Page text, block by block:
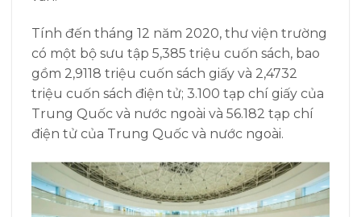
Tính đến tháng 12 năm 2020, thư viện trường
có một bộ sưu tập 5,385 triệu cuốn sách, bao
gồm 2,9118 triệu cuốn sách giấy và 2,4732
triệu cuốn sách điện tử; 3.100 tạp chí giấy của
Trung Quốc và nước ngoài và 56.182 tạp chí
điện tử của Trung Quốc và nước ngoài.